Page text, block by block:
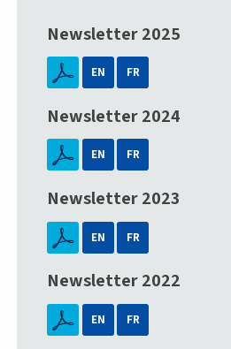
Newsletter 2025
EN FR
Newsletter 2024
EN FR
Newsletter 2023
EN FR
Newsletter 2022
EN FR